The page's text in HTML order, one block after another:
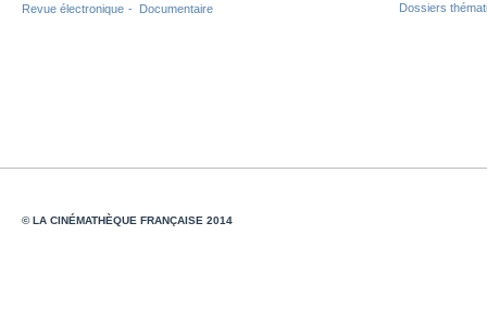
Revue électronique Documentaire
Dossiers
© LA CINÉMATHÈQUE FRANÇAISE 2014